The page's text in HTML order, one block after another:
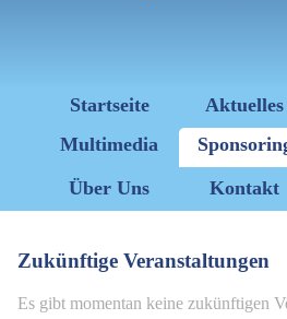
Startseite Aktuelles
Multimedia
Über Uns
Kontakt
Zukünftige Veranstaltungen
Es gibt momentan keine zukünftigen